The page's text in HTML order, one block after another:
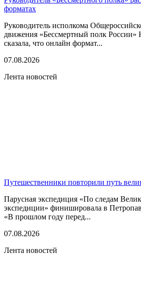
форматах
Руководитель исполкома
движения «Бессмертный полк России»
сказала, что онлайн формат...
07.08.2026
Лента новостей
Путешественники повторили путь
Парусная экспедиция «По следам
экспедиции» финишировала в
«В прошлом году перед...
07.08.2026
Лента новостей